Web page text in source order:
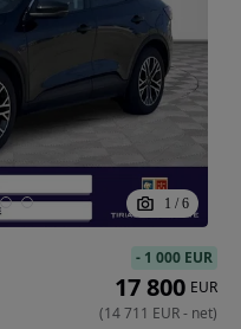
1 / 6
- 1 000 EUR
17 800 EUR
(14 711 EUR- net)